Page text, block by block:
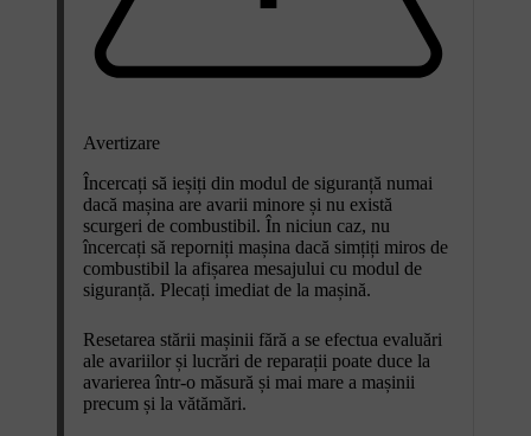
Avertizare
Încercați să ieșiți din modul de siguranță numai
dacă mașina are avarii minore și nu există
scurgeri de combustibil. În niciun caz, nu
încercați să reporniți mașina dacă simțiți miros de
combustibil la afișarea mesajului cu modul de
siguranță. Plecați imediat de la mașină.
Resetarea stării mașinii fără a se efectua evaluări
ale avariilor și lucrări de reparații poate duce la
avarierea într-o măsură și mai mare a mașinii
precum și la vătămări.